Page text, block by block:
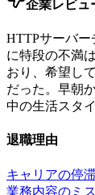
企業レビュ
HTTPサーバ
に特段の不満
おり、希望し
だった。早朝
中の生活スタ
退職理由
キャリアの停
業務内容のミ